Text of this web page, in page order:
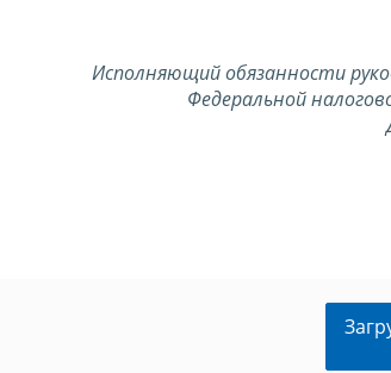
Исполняющий обязанности
Федеральной